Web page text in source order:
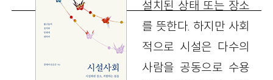
설치된 상태 또는 장소
를 뜻한다. 하지만 사회
적으로 시설은 다수의
사람을 공동으로 수용